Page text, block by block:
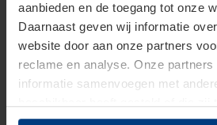
aanbieden en de toegang tot onze
Daarnaast geven wij informatie
website door aan onze partners
reclame en analyse. Onze partners
informatie samenvoegen met
hun diensten hebben verzameld.